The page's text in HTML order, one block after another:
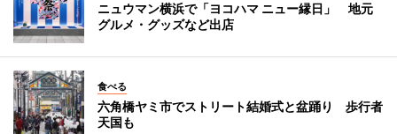
ニュウマン横浜で「ヨコハマ ニュー縁日」 地元
グルメ・グッズなど出店
食べる
六角橋ヤミ市でストリート結婚式と盆踊り 歩行者
天国も